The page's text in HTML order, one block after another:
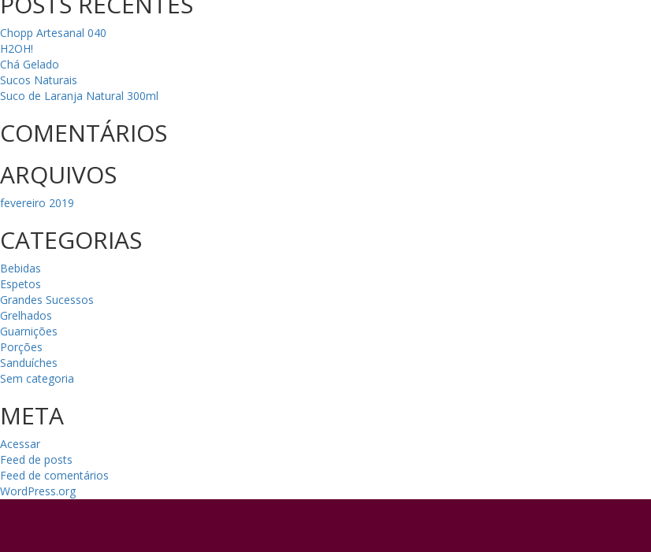
Chopp Artesanal 040
H2OH!
Chá Gelado
Sucos Naturais
Suco de Laranja Natural 300ml
COMENTÁRIOS
ARQUIVOS
fevereiro 2019
CATEGORIAS
Bebidas
Espetos
Grandes Sucessos
Grelhados
Guarnições
Porções
Sanduíches
Sem categoria
META
Acessar
Feed de posts
Feed de comentários
WordPress.org